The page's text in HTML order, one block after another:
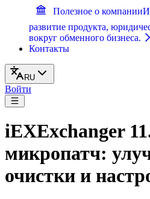
Полезное о компании
развитие продукта,
вокруг обменного бизнеса.
Контакты
RU
Войти
iEXExchanger
микропатч:
очистки и